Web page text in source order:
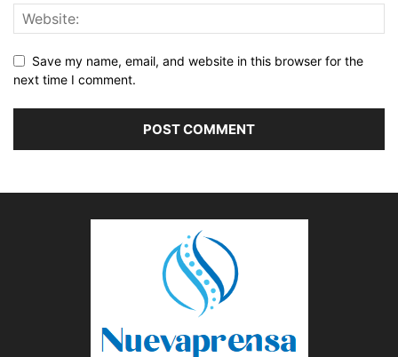
Save my name, email, and website in this browser for the
next time I comment.